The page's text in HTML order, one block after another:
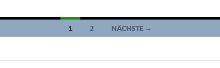
Beitragsnavigation
1 2 NÄCHSTE →